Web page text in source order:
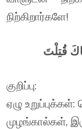
நிற்கிறார்களே!
குறிப்பு:
ஏழு
முழங்கால்கள்,